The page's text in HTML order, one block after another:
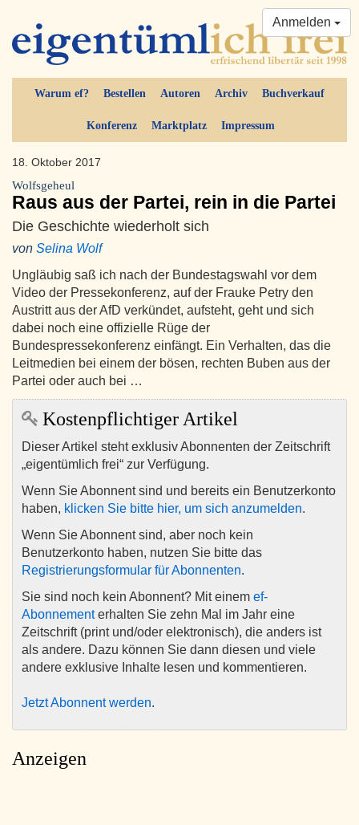
Warum ef? Bestellen Autoren Archiv Buchverkauf
Konferenz Marktplatz Impressum
Anmelden
18. Oktober 2017
Wolfsgeheul
Raus aus der Partei, rein in die Partei
Die Geschichte wiederholt sich
von Selina Wolf
Ungläubig saß ich nach der Bundestagswahl vor dem
Video der Pressekonferenz, auf der Frauke Petry den
Austritt aus der AfD verkündet, aufsteht, geht und sich
dabei noch eine offizielle Rüge der
Bundespressekonferenz einfängt. Ein Verhalten, das die
Leitmedien bei einem der bösen, rechten Buben aus der
Partei oder auch bei …
Kostenpflichtiger Artikel
Dieser Artikel steht exklusiv Abonnenten der Zeitschrift
„eigentümlich frei“ zur Verfügung.
Wenn Sie Abonnent sind und bereits ein Benutzerkonto
haben, klicken Sie bitte hier, um sich anzumelden.
Wenn Sie Abonnent sind, aber noch kein
Benutzerkonto haben, nutzen Sie bitte das
Registrierungsformular für Abonnenten.
Sie sind noch kein Abonnent? Mit einem ef-
Abonnementerhalten Sie zehn Mal im Jahr eine
Zeitschrift (print und/oder elektronisch), die anders ist
als andere. Dazu können Sie dann diesen und viele
andere exklusive Inhalte lesen und kommentieren.
Jetzt Abonnent werden.
Anzeigen